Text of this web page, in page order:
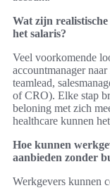
Wat zijn
het salaris?
Veel voorkomende
accountmanager
teamlead,
of CRO). Elke stap
beloning met zich
healthcare kunnen
Hoe kunnen
aanbieden zonder
Werkgevers kunnen